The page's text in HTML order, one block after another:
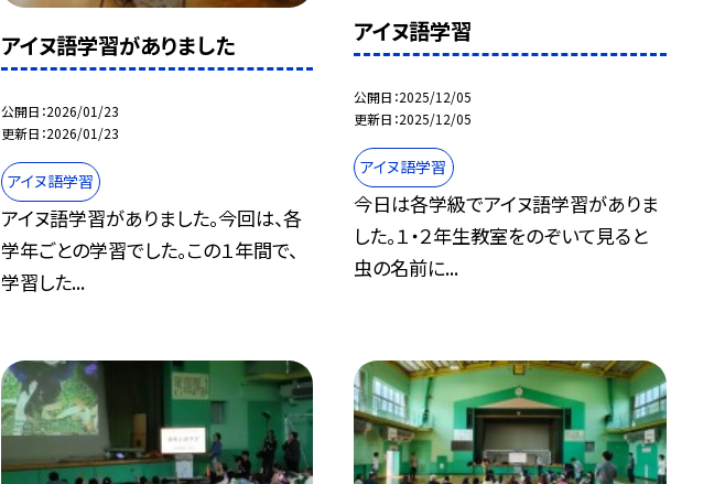
アイヌ語学習がありました
公開日 2026/01/23
更新日 2026/01/23
アイヌ語学習
アイヌ語学習がありました。今回は、各
学年ごとの学習でした。この１年間で、
学習した...
アイヌ語学習
公開日 2025/12/05
更新日 2025/12/05
アイヌ語学習
今日は各学級でアイヌ語学習がありま
した。１・２年生教室をのぞいて見ると
虫の名前に...